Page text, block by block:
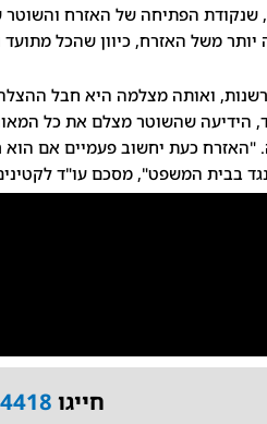
הפתיחה של האזרח והשוטר
משל האזרח, כיוון שהכל מתועד
הידיעה שהשוטר מצלם את כל
"האזרח כעת יחשוב פעמיים אם
בבית המשפט", מסכם עו"ד
חייגו